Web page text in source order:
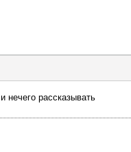
нечего рассказывать